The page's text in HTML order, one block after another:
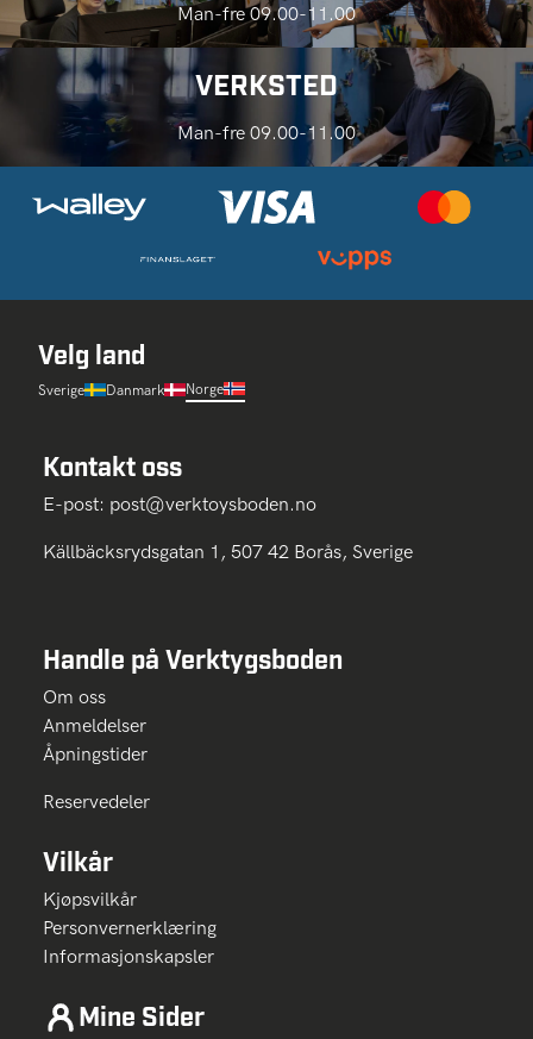
Man-fre 09.00-11.00
VERKSTED
Man-fre 09.00-11.00
Velg land
Sverige Danmark Norge
Kontakt oss
E-post: post@verktoysboden.no
Källbäcksrydsgatan 1, 507 42 Borås, Sverige
Handle på Verktygsboden
Om oss
Anmeldelser
Åpningstider
Reservedeler
Vilkår
Kjøpsvilkår
Personvernerklæring
Informasjonskapsler
Mine Sider